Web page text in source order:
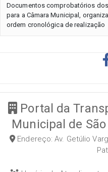
Documentos comprobatórios
para a Câmara Municipal,
ordem cronológica de realização
Portal da
Municipal de
Endereço: Av. Getúlio